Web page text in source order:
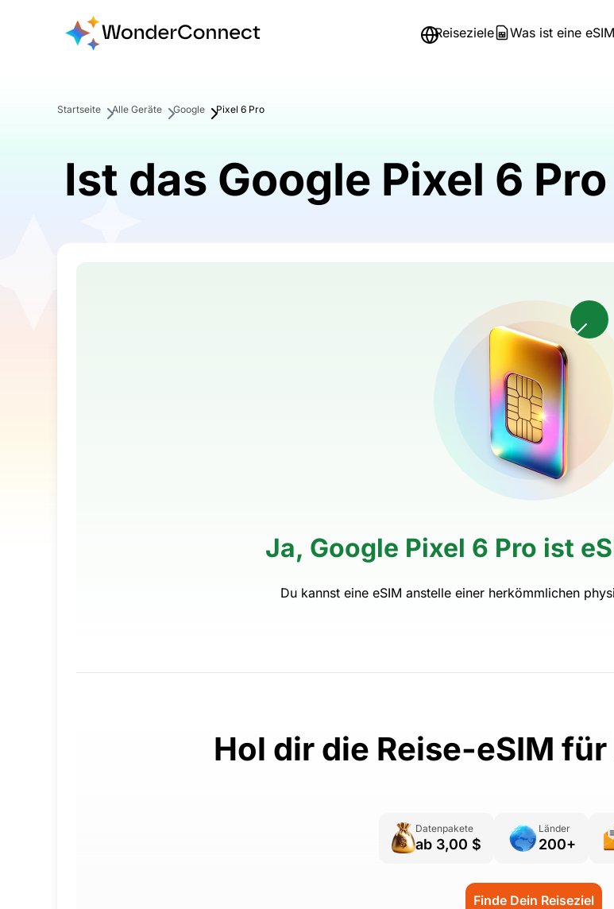
Reiseziele Was ist eine eSIM
Startseite Alle Geräte Google Pixel 6 Pro
Ist das Google Pixel 6
Ja, Google Pixel 6 Pro ist
Du kannst eine eSIM anstelle einer herkömmlichen
Hol dir die Reise-eSIM
Datenpakete
ab 3,00 $
Länder
200+
Finde Dein Reiseziel